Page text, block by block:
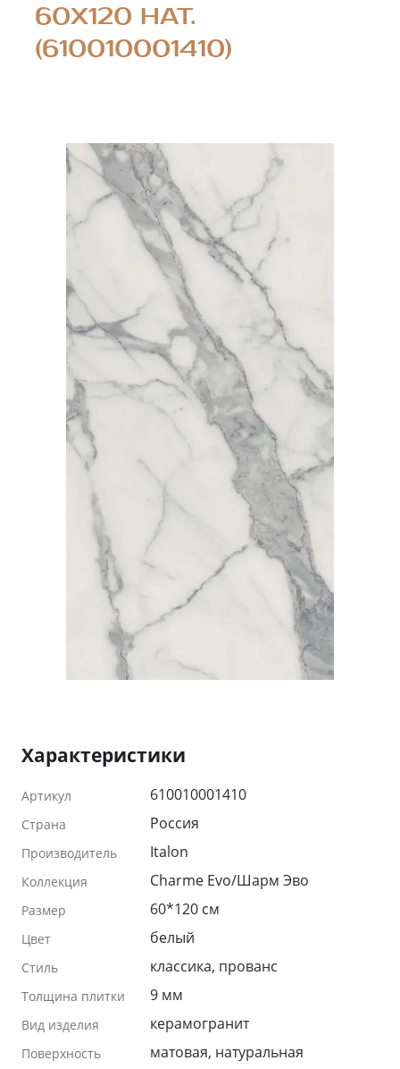
60X120 НАТ.
(610010001410)
Характеристики
Артикул 610010001410
Страна Россия
Производитель Italon
Коллекция Charme Evo/Шарм Эво
Размер 60*120 см
Цвет белый
Стиль классика, прованс
Толщина плитки 9 мм
Вид изделия керамогранит
Поверхность матовая, натуральная